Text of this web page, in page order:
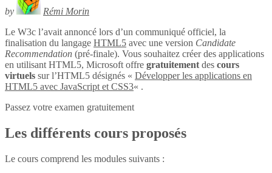
by
Rémi Morin
Le W3c l’avait annoncé lors d’un communiqué officiel, la
finalisation du langage HTML5 avec une version Candidate
Recommendation (pré-finale). Vous souhaitez créer des applications
en utilisant HTML5, Microsoft offre gratuitement des cours
virtuels sur l’HTML5 désignés « Développer les applications en
HTML5 avec JavaScript et CSS3« .
Passez votre examen gratuitement
Les différents cours proposés
Le cours comprend les modules suivants :